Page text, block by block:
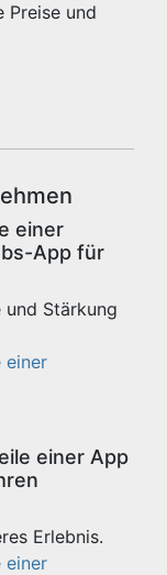
Preise und
einer
App für
Stärkung
einer
einer App
Erlebnis.
einer